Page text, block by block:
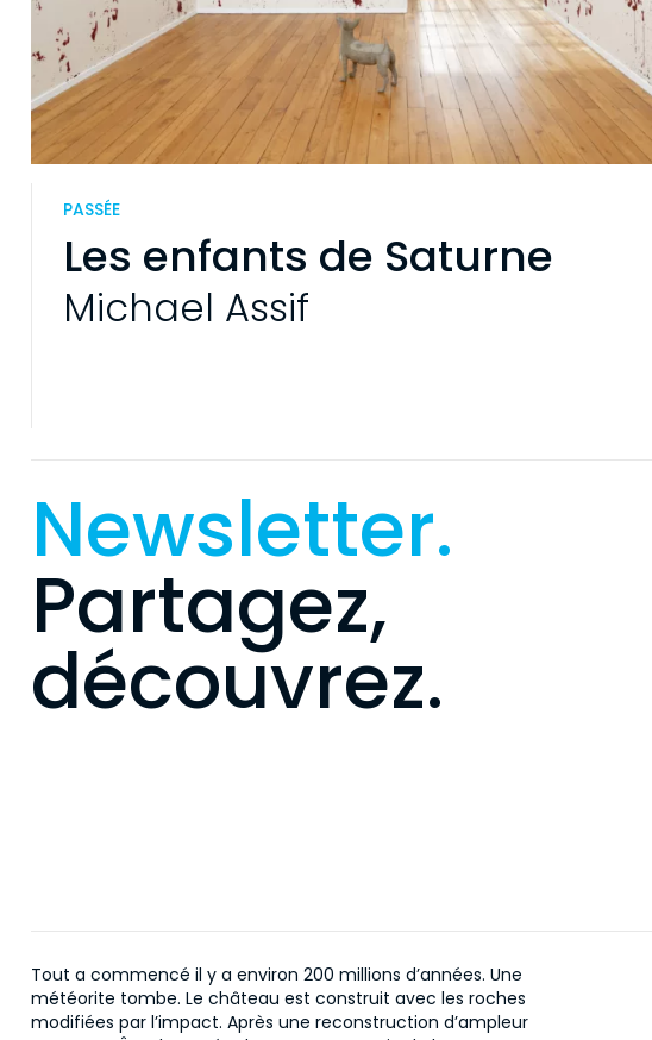
PASSÉE
Les enfants de Saturne
Michael Assif
Newsletter.
Partagez,
découvrez.
Tout a commencé il y a environ 200 millions d’années. Une
météorite tombe. Le château est construit avec les roches
modifiées par l’impact. Après une reconstruction d’ampleur